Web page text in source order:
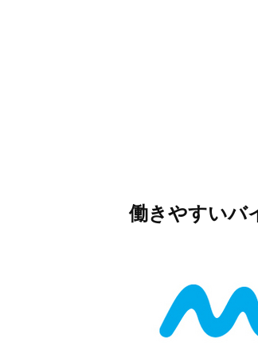
働きやすいバ